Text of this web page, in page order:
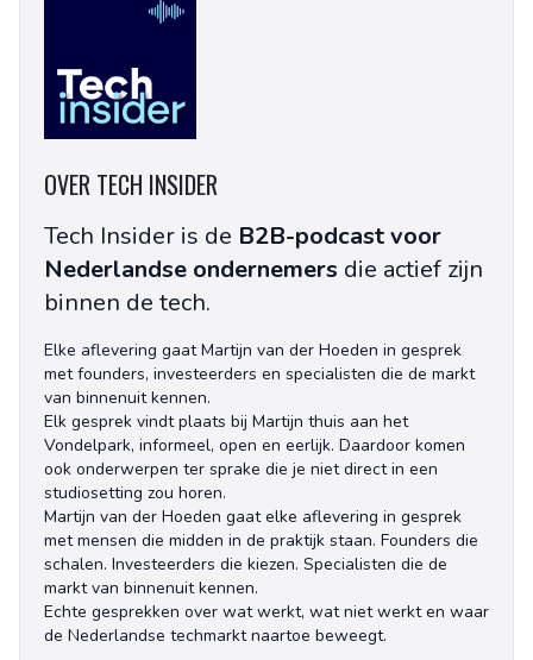
OVER TECH INSIDER
Tech Insider is de B2B-podcast voor
Nederlandse ondernemers die actief zijn
binnen de tech.
Elke aflevering gaat Martijn van der Hoeden in gesprek
met founders, investeerders en specialisten die de markt
van binnenuit kennen.
Elk gesprek vindt plaats bij Martijn thuis aan het
Vondelpark, informeel, open en eerlijk. Daardoor komen
ook onderwerpen ter sprake die je niet direct in een
studiosetting zou horen.
Martijn van der Hoeden gaat elke aflevering in gesprek
met mensen die midden in de praktijk staan. Founders die
schalen. Investeerders die kiezen. Specialisten die de
markt van binnenuit kennen.
Echte gesprekken over wat werkt, wat niet werkt en waar
de Nederlandse techmarkt naartoe beweegt.